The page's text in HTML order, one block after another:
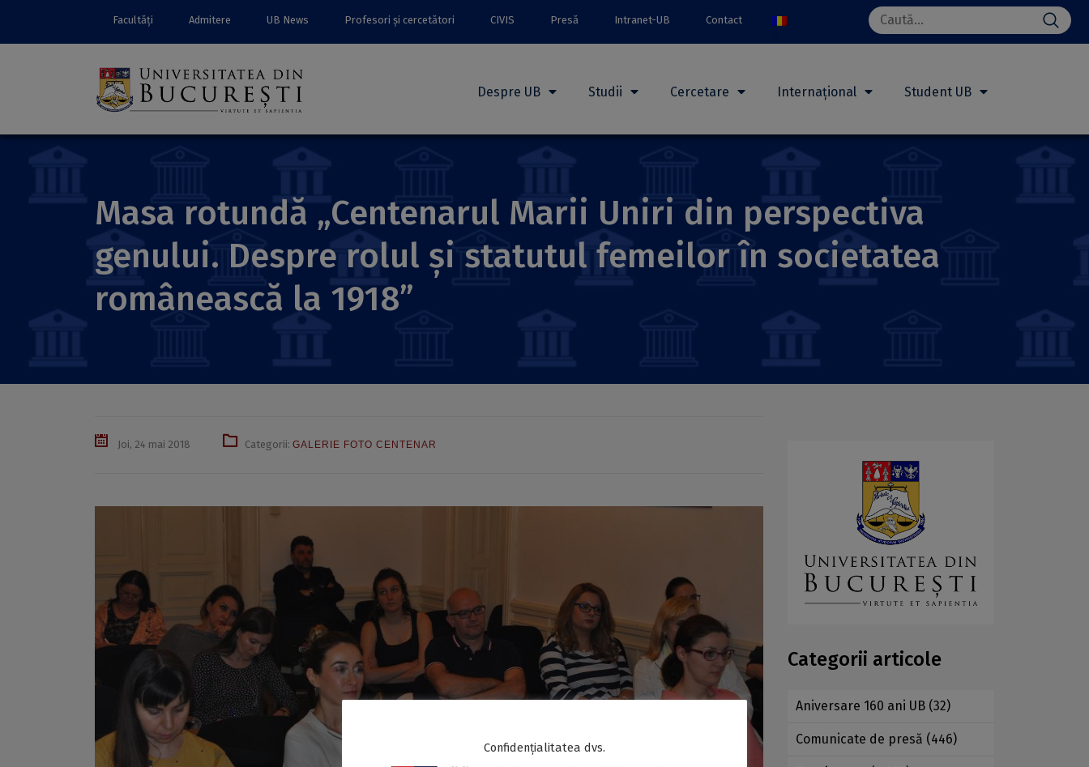
Facultăți Admitere UB News Profesori și cercetători CIVIS Presă Intranet-UB Contact
Search
for:
Despre UB Studii Cercetare Internațional Student UB
Masa rotundă „Centenarul Marii Uniri din perspectiva
genului. Despre rolul și statutul femeilor în societatea
românească la 1918”
Joi, 24 mai 2018 Categorii: GALERIE FOTO CENTENAR
Categorii articole
Aniversare 160 ani UB (32)
Comunicate de presă (446)
Confidențialitatea dvs.